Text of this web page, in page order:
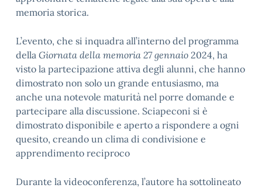
memoria storica.
L’evento, che si inquadra all’interno del programma
della Giornata della memoria 27 gennaio 2024, ha
visto la partecipazione attiva degli alunni, che hanno
dimostrato non solo un grande entusiasmo, ma
anche una notevole maturità nel porre domande e
partecipare alla discussione. Sciapeconi si è
dimostrato disponibile e aperto a rispondere a ogni
quesito, creando un clima di condivisione e
apprendimento reciproco
Durante la videoconferenza, l’autore ha sottolineato